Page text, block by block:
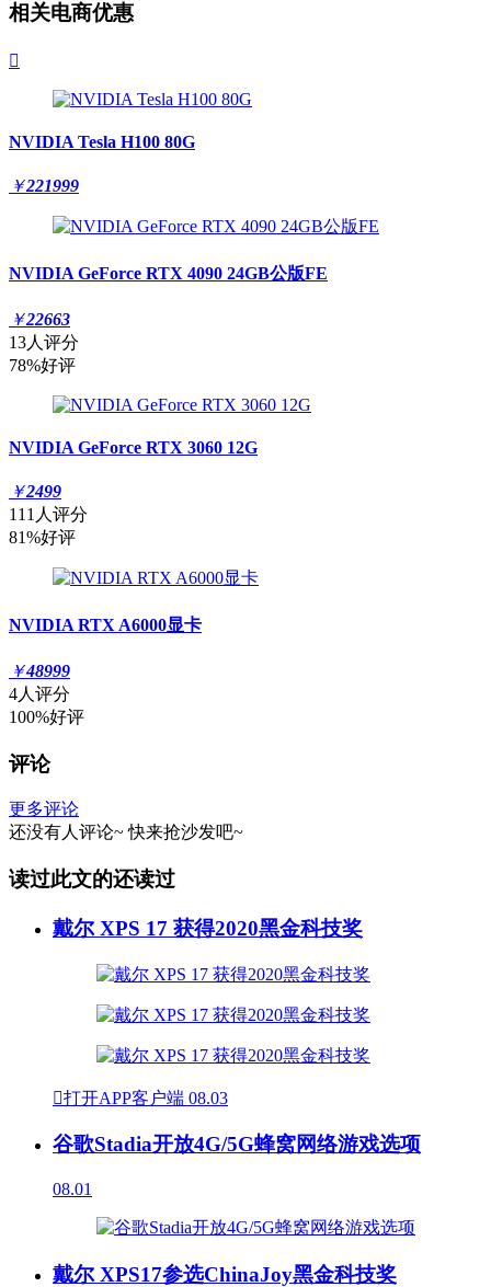
相关电商优惠

NVIDIA Tesla H100 80G
￥221999
NVIDIA GeForce RTX 4090 24GB公版FE
￥22663
13人评分
78%好评
NVIDIA GeForce RTX 3060 12G
￥2499
111人评分
81%好评
NVIDIA RTX A6000显卡
￥48999
4人评分
100%好评
评论
更多评论
还没有人评论~ 快来抢沙发吧~
读过此文的还读过
戴尔 XPS 17 获得2020黑金科技奖
打开APP客户端 08.03
谷歌Stadia开放4G/5G蜂窝网络游戏选项
08.01
戴尔 XPS17参选ChinaJoy黑金科技奖